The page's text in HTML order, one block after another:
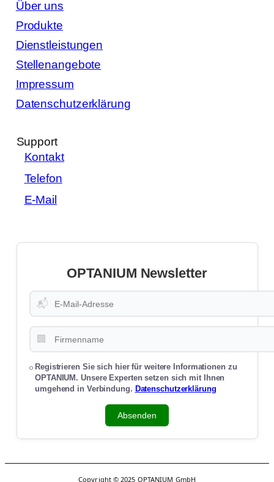
Über uns
Produkte
Dienstleistungen
Stellenangebote
Impressum
Datenschutzerklärung
Support
Kontakt
Telefon
E-Mail
OPTANIUM Newsletter
📬
🏢
Registrieren Sie sich hier für weitere Informationen zu
OPTANIUM. Unsere Experten setzen sich mit Ihnen
umgehend in Verbindung. Datenschutzerklärung
Absenden
Copyright © 2025 OPTANIUM GmbH